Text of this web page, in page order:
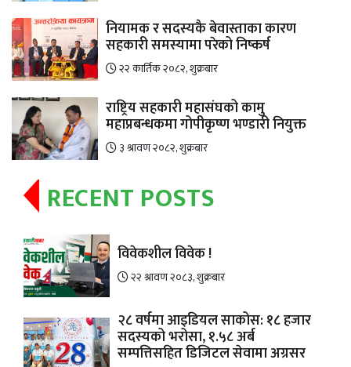
नियामक र सदस्यकै बेवास्ताका कारण
सहकारी समस्यामा परेको निष्कर्ष
२२ कार्तिक २०८२, शुक्रबार
राष्ट्रिय सहकारी महासंघको कामु
महाप्रबन्धकमा गोपीकृष्ण भण्डारी नियुक्त
३ श्रावण २०८२, शुक्रबार
RECENT POSTS
विवेकशील विवेक !
२२ श्रावण २०८३, शुक्रबार
२८ वर्षमा आइडियल साकोस: १८ हजार
सदस्यको भरोसा, १.५८ अर्ब
सम्पत्तिसहित डिजिटल सेवामा अग्रसर